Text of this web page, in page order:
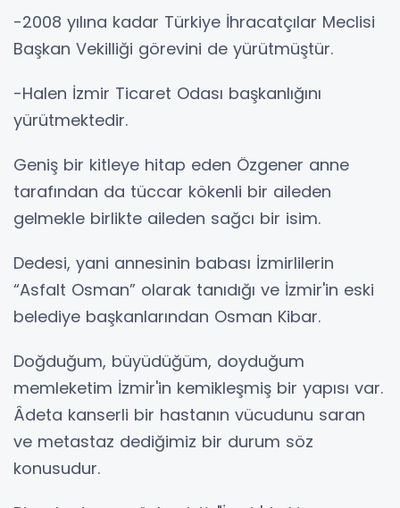
-2008 yılına kadar Türkiye İhracatçılar Meclisi
Başkan Vekilliği görevini de yürütmüştür.
-Halen İzmir Ticaret Odası başkanlığını
yürütmektedir.
Geniş bir kitleye hitap eden Özgener anne
tarafından da tüccar kökenli bir aileden
gelmekle birlikte aileden sağcı bir isim.
Dedesi, yani annesinin babası İzmirlilerin
“Asfalt Osman” olarak tanıdığı ve İzmir'in eski
belediye başkanlarından Osman Kibar.
Doğduğum, büyüdüğüm, doyduğum
memleketim İzmir'in kemikleşmiş bir yapısı var.
Âdeta kanserli bir hastanın vücudunu saran
ve metastaz dediğimiz bir durum söz
konusudur.